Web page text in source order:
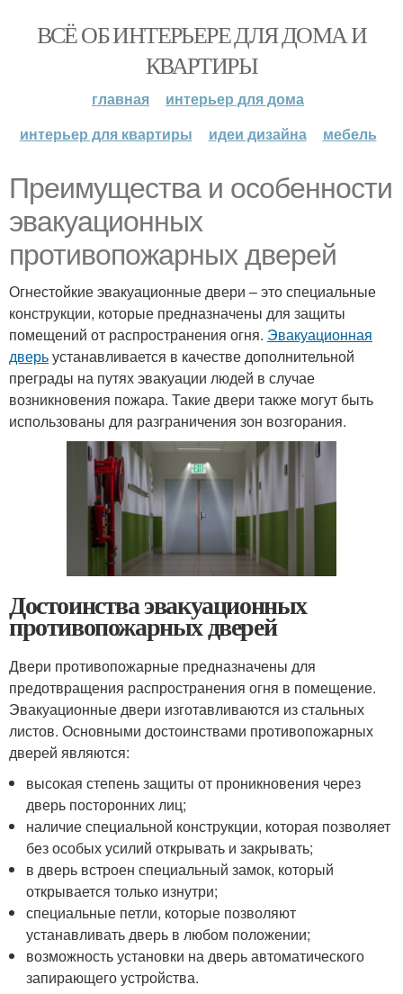
ВСЁ ОБ ИНТЕРЬЕРЕ ДЛЯ ДОМА И
КВАРТИРЫ
главная
интерьер для дома
интерьер для квартиры
идеи дизайна мебель
Преимущества и особенности
эвакуационных
противопожарных дверей
Огнестойкие эвакуационные двери – это специальные
конструкции, которые предназначены для защиты
помещений от распространения огня. Эвакуационная
дверьустанавливается в качестве дополнительной
преграды на путях эвакуации людей в случае
возникновения пожара. Такие двери также могут быть
использованы для разграничения зон возгорания.
Достоинства эвакуационных
противопожарных дверей
Двери противопожарные предназначены для
предотвращения распространения огня в помещение.
Эвакуационные двери изготавливаются из стальных
листов. Основными достоинствами противопожарных
дверей являются:
высокая степень защиты от проникновения через
дверь посторонних лиц;
наличие специальной конструкции, которая позволяет
без особых усилий открывать и закрывать;
в дверь встроен специальный замок, который
открывается только изнутри;
специальные петли, которые позволяют
устанавливать дверь в любом положении;
возможность установки на дверь автоматического
запирающего устройства.